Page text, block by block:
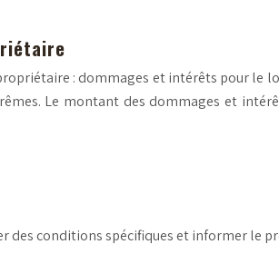
: dommages et intérêts pour le
Le montant des dommages et
des conditions spécifiques et informer le